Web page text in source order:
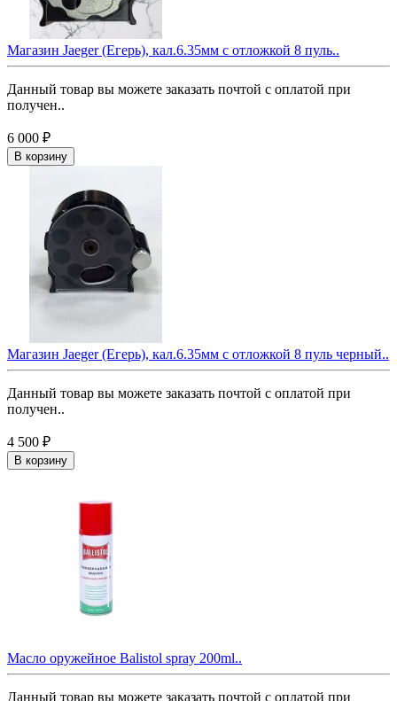
Магазин Jaeger (Егерь), кал.6.35мм с отложкой 8 пуль..
Данный товар вы можете заказать почтой с оплатой при
получен..
6 000 ₽
В корзину
Магазин Jaeger (Егерь), кал.6.35мм с отложкой 8 пуль черный..
Данный товар вы можете заказать почтой с оплатой при
получен..
4 500 ₽
В корзину
Масло оружейное Balistol spray 200ml..
Данный товар вы можете заказать почтой с оплатой при